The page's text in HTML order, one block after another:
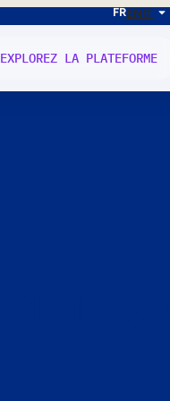
FRENIT
EXPLOREZ LA PLATEFORME